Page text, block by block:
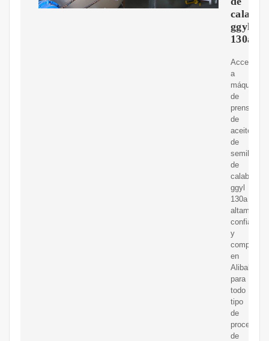
ggyl
130a
Acceda
a
máquina
de
prensa
de
aceite
de
semillas
de
calabaza
ggyl
130a
altamente
confiable
y
en
para
todo
tipo
de
procesos
de